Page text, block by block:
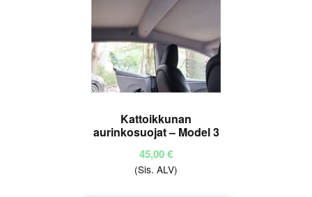
Kattoikkunan
aurinkosuojat – Model 3
45,00€
(Sis. ALV)